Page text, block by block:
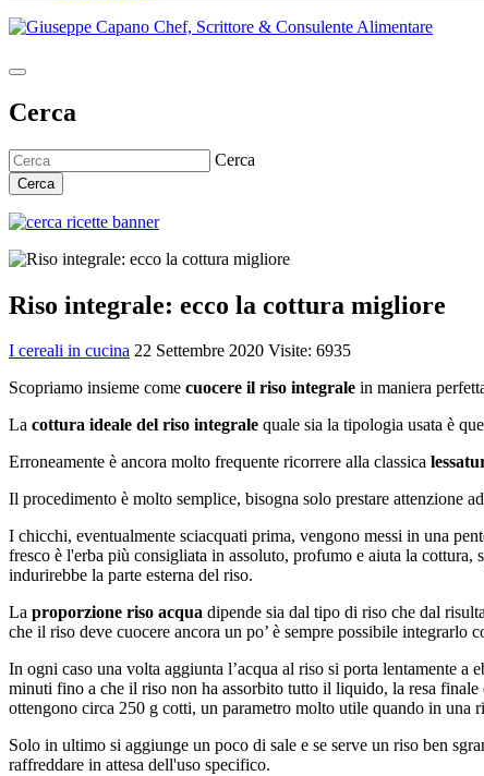
Cerca
Cerca
Cerca
Riso integrale: ecco la cottura migliore
I cereali in cucina 22 Settembre 2020 Visite: 6935
Scopriamo insieme come cuocere il riso integrale in maniera
La cottura ideale del riso integrale quale sia la tipologia usata è
Erroneamente è ancora molto frequente ricorrere alla classica
Il procedimento è molto semplice, bisogna solo prestare attenzione
I chicchi, eventualmente sciacquati prima, vengono messi in una
fresco è l'erba più consigliata in assoluto, profumo e aiuta la cottura,
indurirebbe la parte esterna del riso.
La proporzione riso acqua dipende sia dal tipo di riso che dal
che il riso deve cuocere ancora un po’ è sempre possibile integrarlo
In ogni caso una volta aggiunta l’acqua al riso si porta lentamente
minuti fino a che il riso non ha assorbito tutto il liquido, la resa
ottengono circa 250 g cotti, un parametro molto utile quando in una
Solo in ultimo si aggiunge un poco di sale e se serve un riso ben
raffreddare in attesa dell'uso specifico.